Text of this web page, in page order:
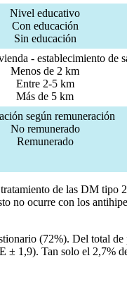
Nivel educativo
Con educación
Sin educación
- establecimiento de
Menos de 2 km
Entre 2-5 km
Más de 5 km
según remuneración
No remunerado
Remunerado
de las DM
no ocurre con los
(72%). Del total
1,9). Tan solo el 2,7%